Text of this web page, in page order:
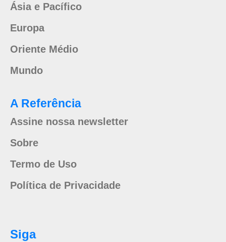
Ásia e Pacífico
Europa
Oriente Médio
Mundo
A Referência
Assine nossa newsletter
Sobre
Termo de Uso
Política de Privacidade
Siga